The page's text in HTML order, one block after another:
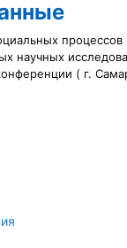
научных
( г.